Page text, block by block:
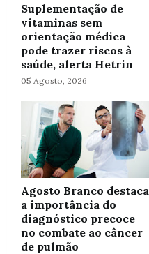
Suplementação de
vitaminas sem
orientação médica
pode trazer riscos à
saúde, alerta Hetrin
05 Agosto, 2026
Agosto Branco destaca
a importância do
diagnóstico precoce
no combate ao câncer
de pulmão